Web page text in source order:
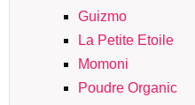
Guizmo
La Petite Etoile
Momoni
Poudre Organic